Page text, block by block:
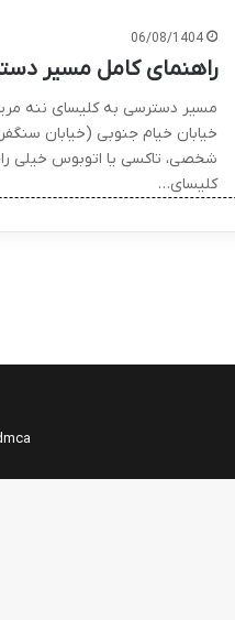
06/08/1404
راهنمای کامل مسیر
مسیر دسترسی به کلیسای ننه
خیابان خیام جنوبی (خیابان
شخصی، تاکسی یا اتوبوس خیلی
کلیسای…